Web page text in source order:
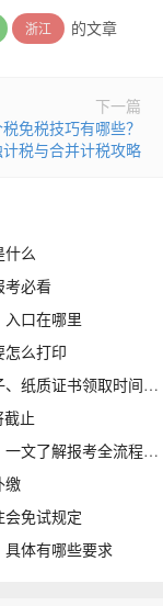
浙江 的文章
下一篇
免税技巧有哪些？
税与合并计税攻略
什么
考必看
口在哪里
么打印
浙江2026年初级会计考试成绩复核通知及电子、纸质证书领取时间
止
浙江2026年中级会计考试报名热门问题解答！一文了解报考全流程疑点
缴
免试规定
体有哪些要求